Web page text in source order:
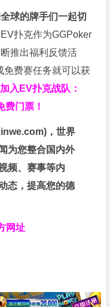
球的牌手们一起切
EV扑克作为GGPoker
推出福利反馈活
免费赛任务就可以获
加入EV扑克战队：
费门票！
)，世界
为您整合国内外
频、赛事等内
态，提高您的德
网址